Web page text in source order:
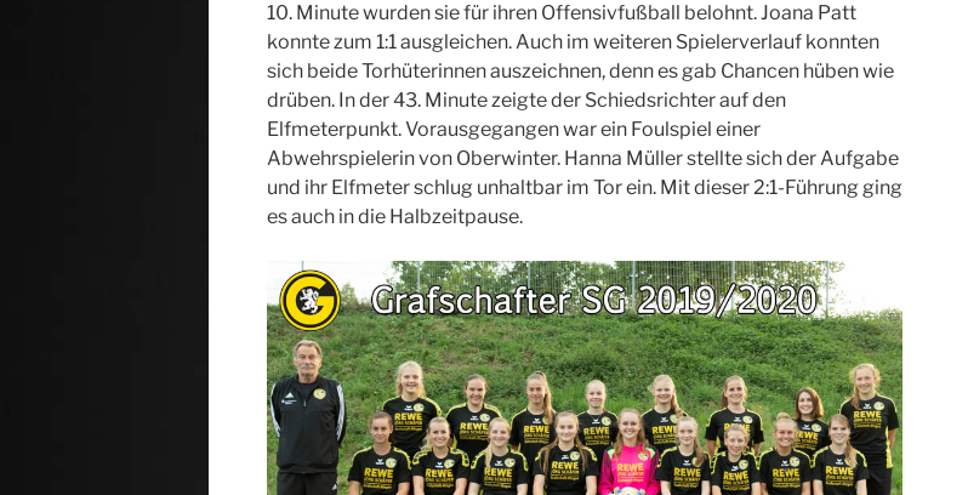
10. Minute wurden sie für ihren Offensivfußball belohnt. Joana Patt
konnte zum 1:1 ausgleichen. Auch im weiteren Spielerverlauf konnten
sich beide Torhüterinnen auszeichnen, denn es gab Chancen hüben wie
drüben. In der 43. Minute zeigte der Schiedsrichter auf den
Elfmeterpunkt. Vorausgegangen war ein Foulspiel einer
Abwehrspielerin von Oberwinter. Hanna Müller stellte sich der Aufgabe
und ihr Elfmeter schlug unhaltbar im Tor ein. Mit dieser 2:1-Führung ging
es auch in die Halbzeitpause.